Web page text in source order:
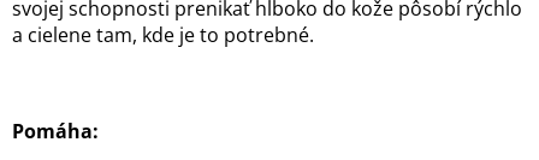
v
svojej schopnosti prenikať hlboko do kože pôsobí rýchlo
a cielene tam, kde je to potrebné.
Pomáha: